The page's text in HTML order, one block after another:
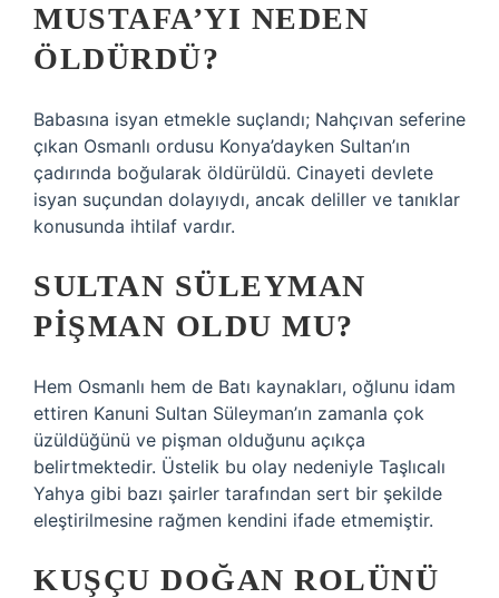
MUSTAFA’YI NEDEN
ÖLDÜRDÜ?
Babasına isyan etmekle suçlandı; Nahçıvan seferine
çıkan Osmanlı ordusu Konya’dayken Sultan’ın
çadırında boğularak öldürüldü. Cinayeti devlete
isyan suçundan dolayıydı, ancak deliller ve tanıklar
konusunda ihtilaf vardır.
SULTAN SÜLEYMAN
PIŞMAN OLDU MU?
Hem Osmanlı hem de Batı kaynakları, oğlunu idam
ettiren Kanuni Sultan Süleyman’ın zamanla çok
üzüldüğünü ve pişman olduğunu açıkça
belirtmektedir. Üstelik bu olay nedeniyle Taşlıcalı
Yahya gibi bazı şairler tarafından sert bir şekilde
eleştirilmesine rağmen kendini ifade etmemiştir.
KUŞÇU DOĞAN ROLÜNÜ